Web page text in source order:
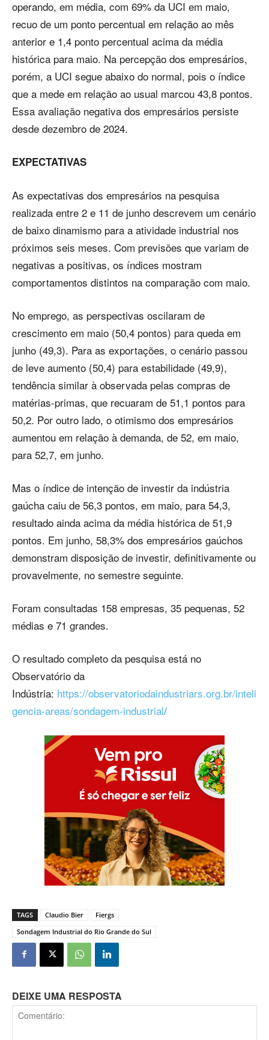
operando, em média, com 69% da UCI em maio,
recuo de um ponto percentual em relação ao mês
anterior e 1,4 ponto percentual acima da média
histórica para maio. Na percepção dos empresários,
porém, a UCI segue abaixo do normal, pois o índice
que a mede em relação ao usual marcou 43,8 pontos.
Essa avaliação negativa dos empresários persiste
desde dezembro de 2024.
EXPECTATIVAS
As expectativas dos empresários na pesquisa
realizada entre 2 e 11 de junho descrevem um cenário
de baixo dinamismo para a atividade industrial nos
próximos seis meses. Com previsões que variam de
negativas a positivas, os índices mostram
comportamentos distintos na comparação com maio.
No emprego, as perspectivas oscilaram de
crescimento em maio (50,4 pontos) para queda em
junho (49,3). Para as exportações, o cenário passou
de leve aumento (50,4) para estabilidade (49,9),
tendência similar à observada pelas compras de
matérias-primas, que recuaram de 51,1 pontos para
50,2. Por outro lado, o otimismo dos empresários
aumentou em relação à demanda, de 52, em maio,
para 52,7, em junho.
Mas o índice de intenção de investir da indústria
gaúcha caiu de 56,3 pontos, em maio, para 54,3,
resultado ainda acima da média histórica de 51,9
pontos. Em junho, 58,3% dos empresários gaúchos
demonstram disposição de investir, definitivamente ou
provavelmente, no semestre seguinte.
Foram consultadas 158 empresas, 35 pequenas, 52
médias e 71 grandes.
O resultado completo da pesquisa está no
Observatório da
Indústria: https://observatoriodaindustriars.org.br/inteli
gencia-areas/sondagem-industrial/
TAGS Claudio Bier
Fiergs
Sondagem Industrial do Rio Grande do Sul
DEIXE UMA RESPOSTA